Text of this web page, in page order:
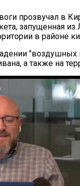
прозвучал в
запущенная из
в районе
"воздушных
а также на